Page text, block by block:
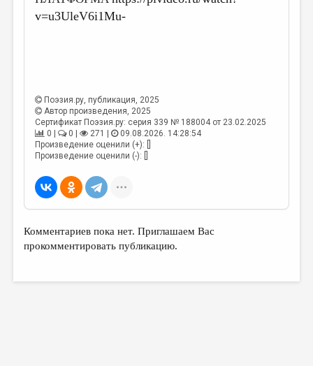
РЕДКОЛЛЕГИЯ
ЛИТЕРАТУРОВЕДЕНИЕ
КУЛЬТУРОВЕДЕНИЕ
ПУБЛИЦИСТИКА
РЕЦЕНЗИРОВАНИЕ
ЦИКЛЫ ПУБЛИКАЦИЙ
ТРЕДИАКОВСКИЙ
МЕДИА
v=u3UleV6i1Mu-
Поэзия.ру, публикация, 2025
Автор произведения, 2025
Сертификат Поэзия.ру: серия 339 № 188004 от 23.02.2025
0 |
0 | 271 |
09.08.2026. 14:28:54
Произведение оценили (+): []
Произведение оценили (-): []
Комментариев пока нет. Приглашаем Вас
прокомментировать публикацию.